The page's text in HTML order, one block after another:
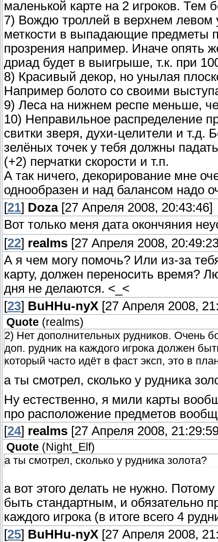
маленькой карте на 2 игроков. Тем
7) Вождю троллей в верхнем левом
меткости в выпадающие предметы
прозрения например. Иначе опять
дриад будет в выигрыше, т.к. при
8) Красивый декор, но унылая
Например болото со своими
9) Леса на нижнем респе меньше,
10) Неправильное распределение
свитки зверя, духи-целители и т.д.
зелёных точек у тебя должны
(+2) перчатки скорости и т.п.
А так ничего, декорирование мне
однообразен и над балансом надо
[21] Doza[27 Апреля 2008, 20:43:46]
Вот только меня дата окончяния
[22] realms [27 Апреля 2008,
А я чем могу помочь? Или из-за
карту, должен переносить время?
дня не делаются. <_<
[23] BuHHu-nyX [27 Апреля 2008,
Quote (realms)
2) Нет дополнительных рудников. Очень
доп. рудник на каждого игрока должен
который часто идёт в фаст эксп, это в
а ты смотрел, сколько у рудника
Ну естественно, я мили карты
про расположение предметов
[24] realms [27 Апреля 2008,
Quote (Night_Elf)
а ты смотрел, сколько у рудника золота?
а вот этого делать не нужно.
быть стандартным, и обязательно
каждого игрока (в итоге всего 4
[25] BuHHu-nyX [27 Апреля 2008,